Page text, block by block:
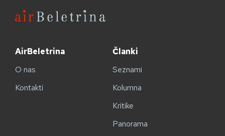
AirBeletrina
O nas
Kontakti
Članki
Seznami
Kolumna
Kritike
Panorama